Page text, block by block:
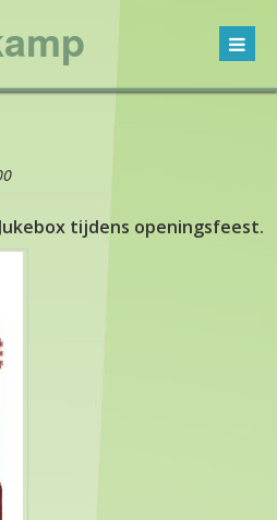
tijdens openingsfeest.